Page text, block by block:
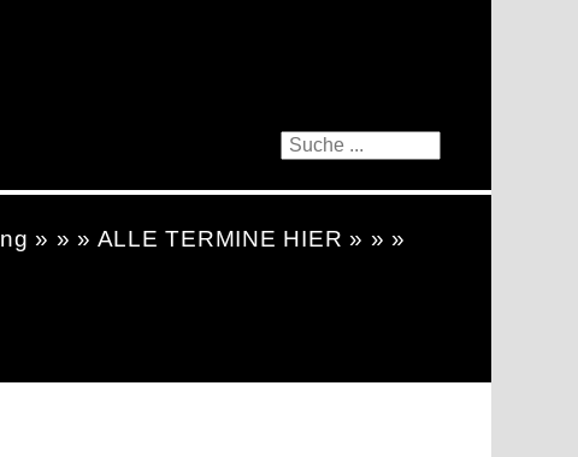
» » » ALLE TERMINE HIER » » »